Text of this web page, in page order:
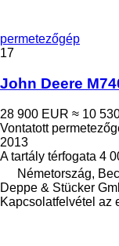
permetezőgép
17
John Deere
28 900 EUR ≈ 10
Vontatott
2013
A tartály térfogata 4
Németország,
Deppe & Stücker
Kapcsolatfelvétel az